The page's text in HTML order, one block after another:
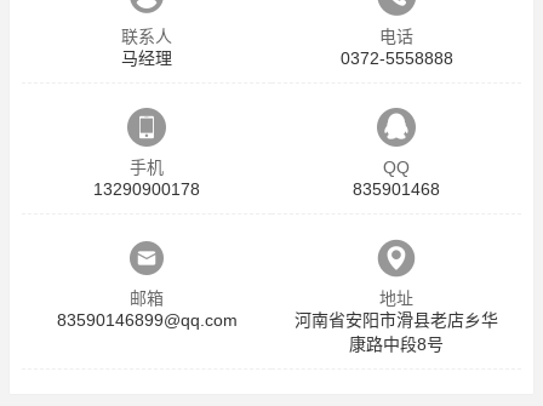
联系人
马经理
电话
0372-5558888
手机
13290900178
QQ
835901468
邮箱
83590146899@qq.com
地址
河南省安阳市滑县老店乡华
康路中段8号